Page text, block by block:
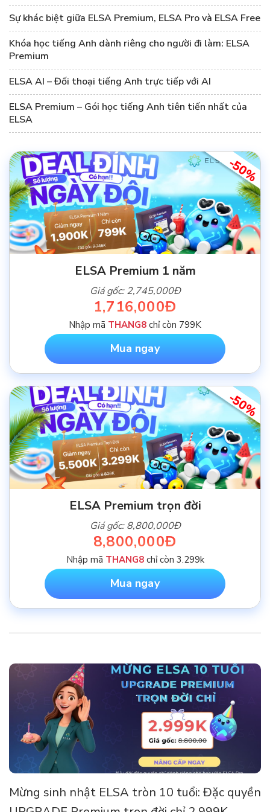
Sự khác biệt giữa ELSA Premium, ELSA Pro và ELSA Free
Khóa học tiếng Anh dành riêng cho người đi làm: ELSA
Premium
ELSA AI – Đối thoại tiếng Anh trực tiếp với AI
ELSA Premium – Gói học tiếng Anh tiên tiến nhất của
ELSA
-50%
ELSA Premium 1 năm
Giá gốc: 2,745,000Đ
1,716,000Đ
Nhập mã THANG8 chỉ còn 799K
Mua ngay
-50%
ELSA Premium trọn đời
Giá gốc: 8,800,000Đ
8,800,000Đ
Nhập mã THANG8chỉ còn 3.299k
Mua ngay
Mừng sinh nhật ELSA tròn 10 tuổi: Đặc quyền